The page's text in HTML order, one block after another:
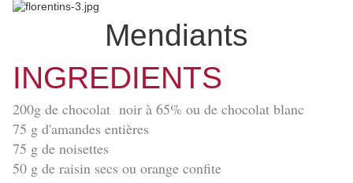
Mendiants
INGREDIENTS
200g de chocolat noir à 65% ou de chocolat blanc
75 g d'amandes entières
75 g de noisettes
50 g de raisin secs ou orange confite